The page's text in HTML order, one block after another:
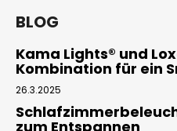
BLOG
Kama Lights® und
Kombination für ein
26.3.2025
zum Entspannen